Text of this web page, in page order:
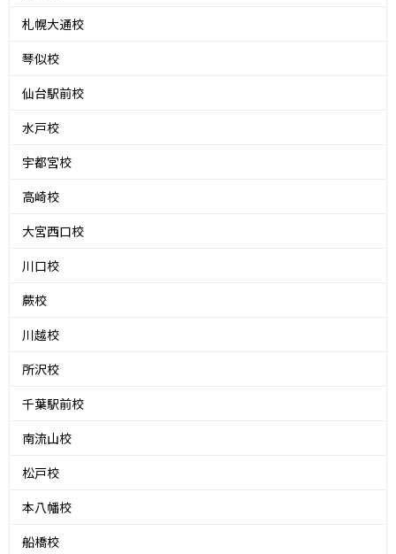
札幌大通校
琴似校
仙台駅前校
水戸校
宇都宮校
高崎校
大宮西口校
川口校
蕨校
川越校
所沢校
千葉駅前校
南流山校
松戸校
本八幡校
船橋校